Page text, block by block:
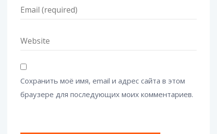
Сохранить моё имя, email и адрес сайта в этом
браузере для последующих моих комментариев.